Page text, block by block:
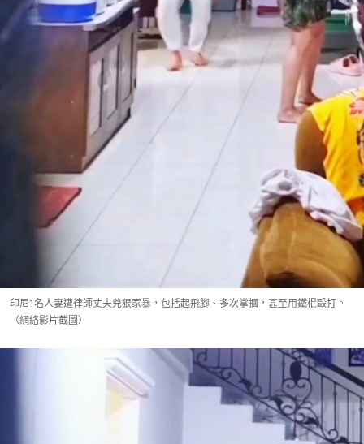
印尼1名人妻遭律師丈夫兇狠家暴，包括起飛腳、多次掌摑，甚至用鐵棍毆打。
（網絡影片截圖）